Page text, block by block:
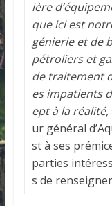
ière
que ici est
génierie et de
pétroliers et
de traitement
es impatients
ept à la réalité,
ur général
st à ses
parties
s de